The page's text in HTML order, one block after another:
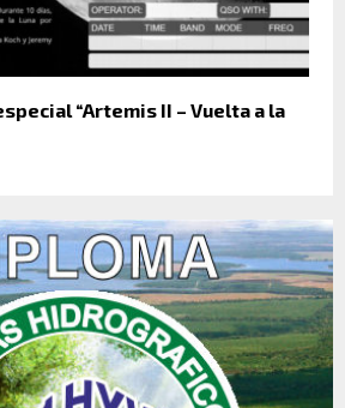
“Artemis II – Vuelta a la